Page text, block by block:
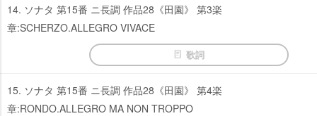
14. ソナタ 第15番 ニ長調 作品28《田園》 第3楽
章:SCHERZO.ALLEGRO VIVACE
歌詞
15. ソナタ 第15番 ニ長調 作品28《田園》 第4楽
章:RONDO.ALLEGRO MA NON TROPPO